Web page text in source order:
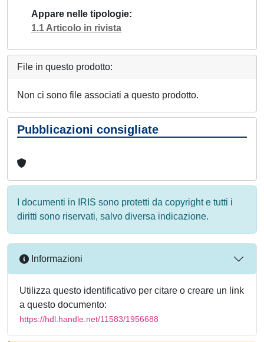
Appare nelle tipologie
1.1 Articolo in rivista
File in questo prodotto:
Non ci sono file associati a questo prodotto.
Pubblicazioni consigliate
I documenti in IRIS sono protetti da copyright e tutti i
diritti sono riservati, salvo diversa indicazione.
Informazioni
Utilizza questo identificativo per citare o creare un link
a questo documento:
https://hdl.handle.net/11583/1956688